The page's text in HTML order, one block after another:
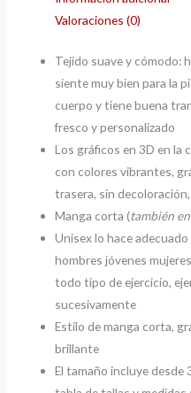
Valoraciones (0)
Tejido suave y cómodo:
siente muy bien para la
cuerpo y tiene buena
fresco y personalizado
Los gráficos en 3D en la
con colores vibrantes,
trasera, sin
Manga corta (también
Unisex lo hace
hombres jóvenes
todo tipo de ejercicio,
sucesivamente
Estilo de manga corta,
brillante
El tamaño incluye desde